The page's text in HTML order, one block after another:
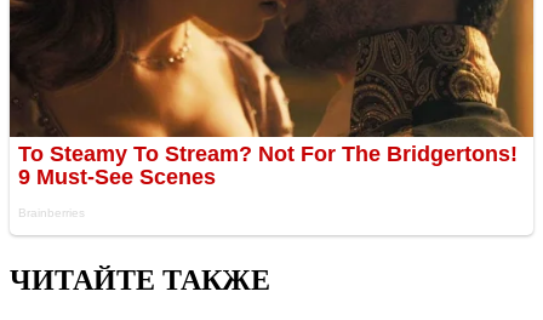
ЧИТАЙТЕ ТАКЖЕ